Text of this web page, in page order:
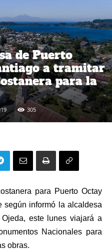
de Puerto
a tramitar
para la
305
para Puerto Octay
según informó la alcaldesa
este lunes viajará a
Nacionales para
obras.